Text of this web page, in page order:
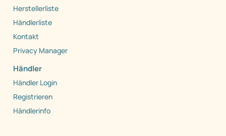
Herstellerliste
Händlerliste
Kontakt
Privacy Manager
Händler
Händler Login
Registrieren
Händlerinfo